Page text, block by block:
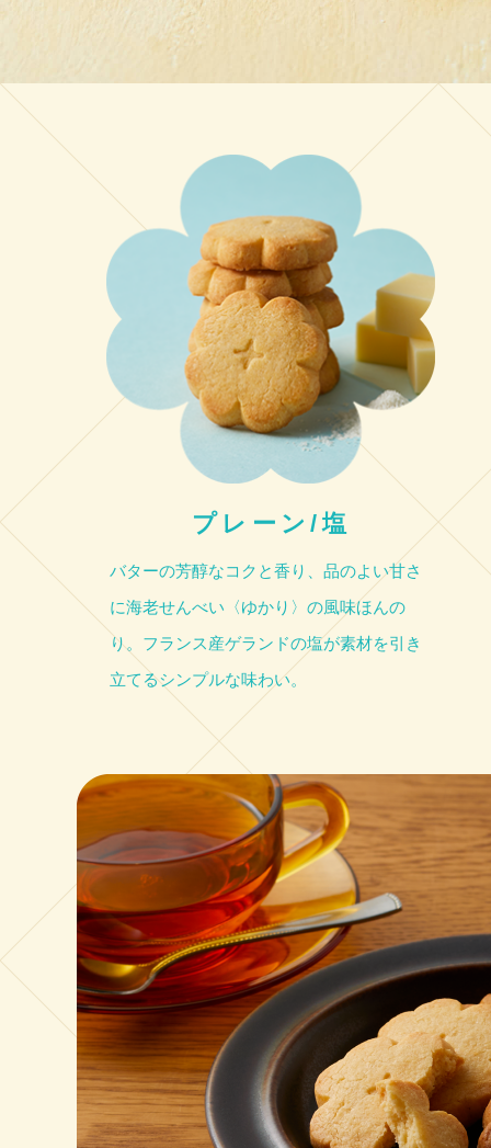
プレーン/塩
バターの芳醇なコクと香り、品のよい甘さ
に海老せんべい〈ゆかり〉の風味ほんの
り。フランス産ゲランドの塩が素材を引き
立てるシンプルな味わい。